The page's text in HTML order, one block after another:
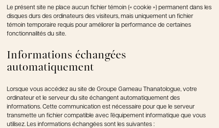
Le présent site ne place aucun fichier témoin (« cookie ») permanent dans les
disques durs des ordinateurs des visiteurs, mais uniquement un fichier
témoin temporaire requis pour améliorer la performance de certaines
fonctionnalités du site.
Informations échangées
automatiquement
Lorsque vous accédez au site de Groupe Garneau Thanatologue, votre
ordinateur et le serveur du site échangent automatiquement des
informations. Cette communication est nécessaire pour que le serveur
transmette un fichier compatible avec l’équipement informatique que vous
utilisez. Les informations échangées sont les suivantes :